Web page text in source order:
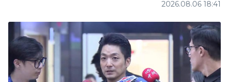
2026.08.06 18:41